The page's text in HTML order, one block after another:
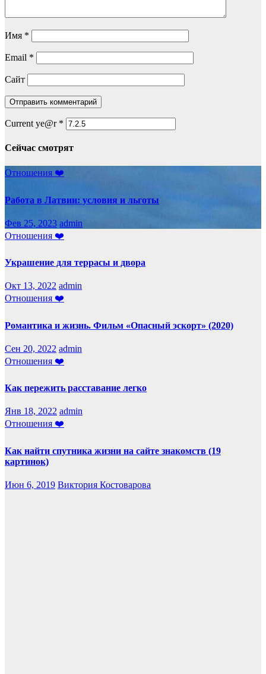
Имя *
Email *
Сайт
Current ye@r *
Сейчас смотрят
Отношения ❤️
Работа в Латвии: условия и льготы
Фев 25, 2023 admin
Отношения ❤️
Украшение для террасы и двора
Окт 13, 2022 admin
Отношения ❤️
Романтика и жизнь. Фильм «Опасный эскорт» (2020)
Сен 20, 2022 admin
Отношения ❤️
Как пережить расставание легко
Янв 18, 2022 admin
Отношения ❤️
Как найти спутника жизни на сайте знакомств (19
картинок)
Июн 6, 2019 Виктория Костоварова